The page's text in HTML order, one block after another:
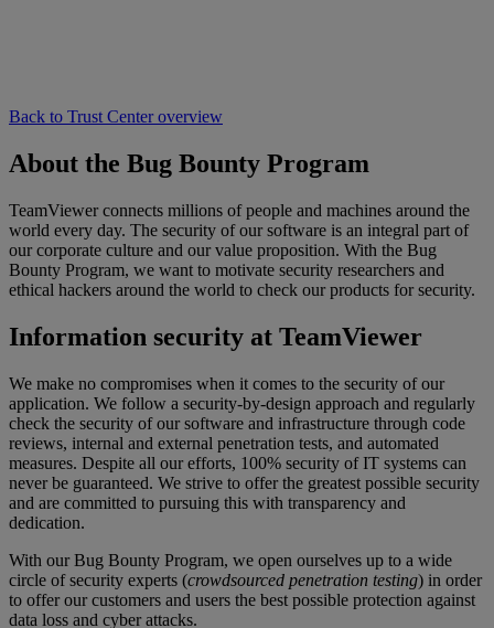
Back to Trust Center overview
About the Bug Bounty Program
TeamViewer connects millions of people and machines around the
world every day. The security of our software is an integral part of
our corporate culture and our value proposition. With the Bug
Bounty Program, we want to motivate security researchers and
ethical hackers around the world to check our products for security.
Information security at TeamViewer
We make no compromises when it comes to the security of our
application. We follow a security-by-design approach and regularly
check the security of our software and infrastructure through code
reviews, internal and external penetration tests, and automated
measures. Despite all our efforts, 100% security of IT systems can
never be guaranteed. We strive to offer the greatest possible security
and are committed to pursuing this with transparency and
dedication.
With our Bug Bounty Program, we open ourselves up to a wide
circle of security experts (crowdsourced penetration testing) in order
to offer our customers and users the best possible protection against
data loss and cyber attacks.